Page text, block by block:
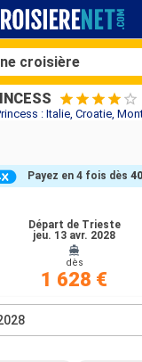
Départ de Trieste
jeu. 13 avr. 2028
dès
1 628 €
Payez en 4 fois dès
croisière
Rechercher